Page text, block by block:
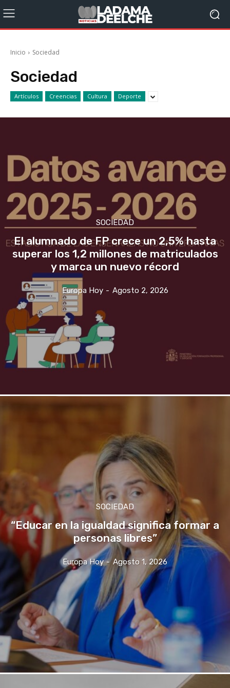
Inicio Sociedad
Sociedad
Artículos Creencias Cultura Deporte
SOCIEDAD
El alumnado de FP crece un 2,5% hasta
superar los 1,2 millones de matriculados
y marca un nuevo récord
Europa Hoy - Agosto 2, 2026
SOCIEDAD
“Educar en la igualdad significa formar a
personas libres”
Europa Hoy - Agosto 1, 2026